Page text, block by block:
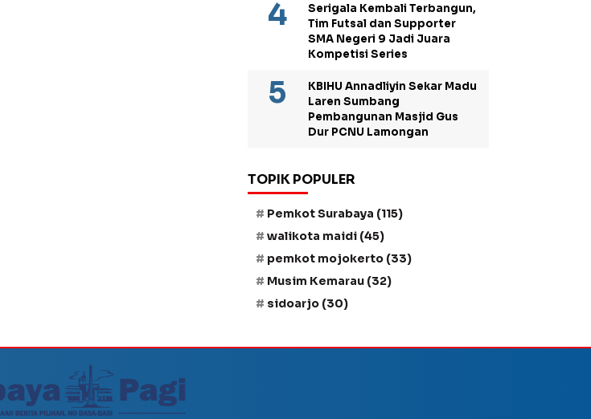
Serigala Kembali Terbangun,
Tim Futsal dan Supporter
SMA Negeri 9 Jadi Juara
Kompetisi Series
KBIHU Annadliyin Sekar Madu
Laren Sumbang
Pembangunan Masjid Gus
Dur PCNU Lamongan
TOPIK POPULER
Pemkot Surabaya (115)
walikota maidi (45)
pemkot mojokerto (33)
Musim Kemarau (32)
sidoarjo (30)